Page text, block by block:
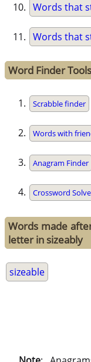
Words that
Words that
Word Finder Tools
Scrabble finder
Words with
Anagram Finder
Crossword
Words made
letter in sizeably
sizeable